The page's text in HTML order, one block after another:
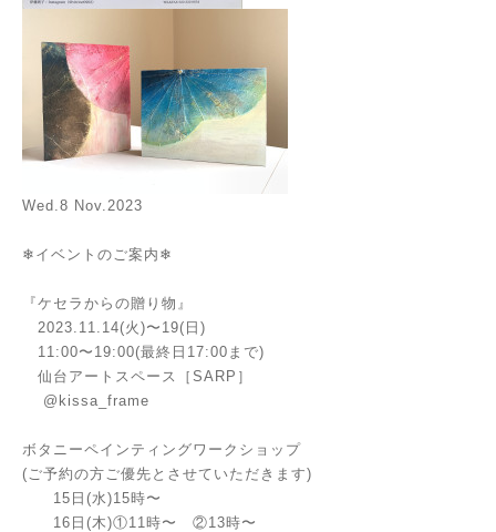
Wed.8 Nov.2023
❄︎イベントのご案内❄︎
『ケセラからの贈り物』
2023.11.14(火)〜19(日)
11:00〜19:00(最終日17:00まで)
仙台アートスペース［SARP］
@kissa_frame
ボタニーペインティングワークショップ
(ご予約の方ご優先とさせていただきます)
15日(水)15時〜
16日(木)①11時〜 ②13時〜